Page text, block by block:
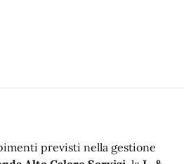
previsti nella gestione